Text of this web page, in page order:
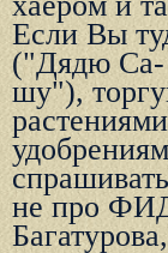
Если Вы
("Дядю Са-
шу"),
спpашивать
не пpо